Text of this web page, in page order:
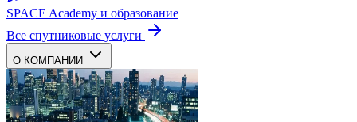
SPACE Academy и образование
Все спутниковые услуги
О КОМПАНИИ